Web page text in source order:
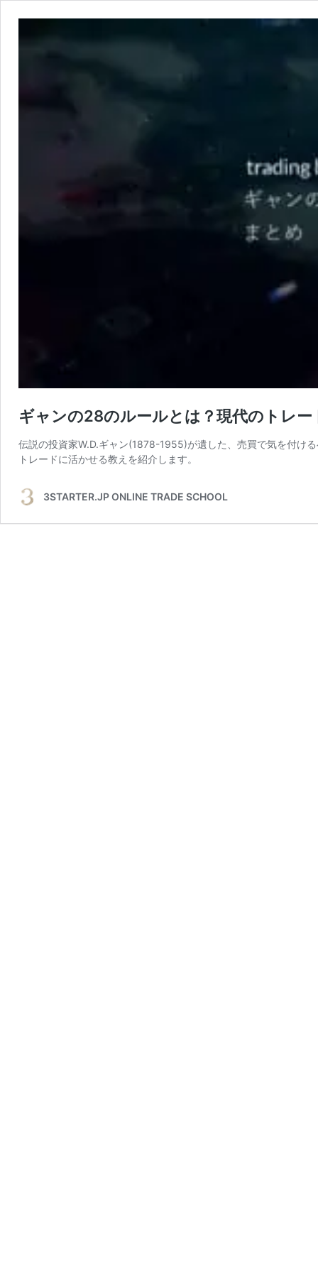
ギャンの28のルールとは？現代のトレ
伝説の投資家W.D.ギャン(1878-1955)が遺した、売買で気を付け
トレードに活かせる教えを紹介します。
3STARTER.JP ONLINE TRADE SCHOOL